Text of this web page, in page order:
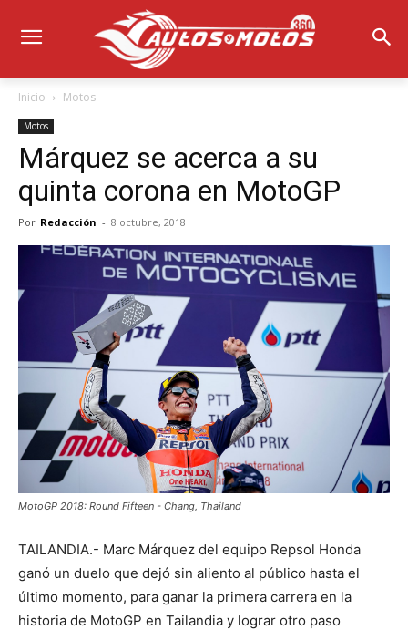
Inicio Motos
Motos
Márquez se acerca a su
quinta corona en MotoGP
Por Redacción - 8 octubre, 2018
MotoGP 2018: Round Fifteen - Chang, Thailand
TAILANDIA.- Marc Márquez del equipo Repsol Honda
ganó un duelo que dejó sin aliento al público hasta el
último momento, para ganar la primera carrera en la
historia de MotoGP en Tailandia y lograr otro paso